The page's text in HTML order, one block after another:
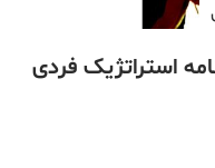
استراتژیک فردی